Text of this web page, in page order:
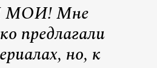
МОИ! Мне
предлагали
но, к